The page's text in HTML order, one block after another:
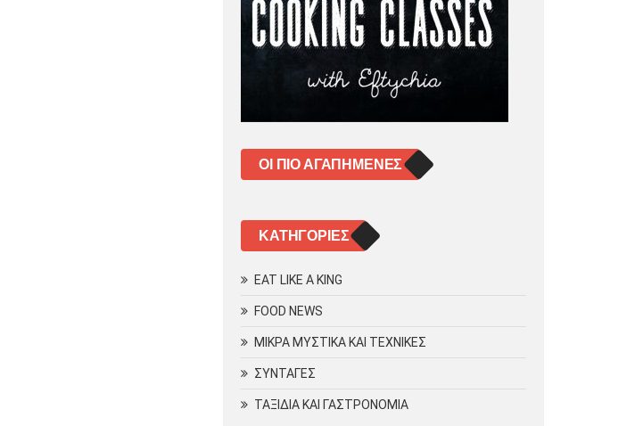
ΟΙ ΠΙΟ ΑΓΑΠΗΜΈΝΕΣ
KΑΤΗΓΟΡΊΕΣ
EAT LIKE A KING
FOOD NEWS
ΜΙΚΡΑ ΜΥΣΤΙΚΑ ΚΑΙ ΤΕΧΝΙΚΕΣ
ΣΥΝΤΑΓΕΣ
ΤΑΞΙΔΙΑ ΚΑΙ ΓΑΣΤΡΟΝΟΜΙΑ